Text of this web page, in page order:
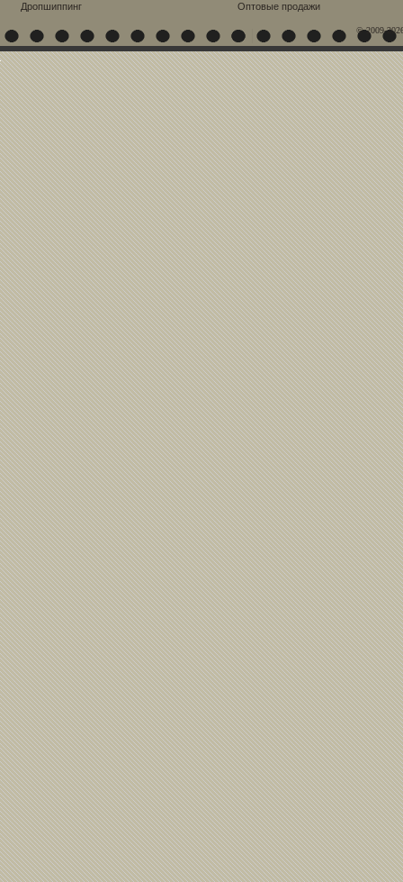
Дропшиппинг
Оптовые продажи
© 2009-